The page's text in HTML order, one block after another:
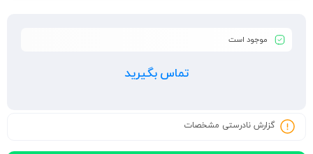
موجود است
تماس بگیرید
گزارش نادرستی مشخصات